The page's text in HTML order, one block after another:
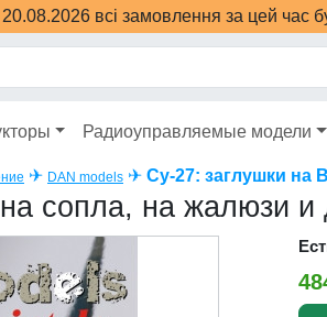
всі замовлення за цей час
Радиоуправляемые модели
✈ DAN models ✈ Су-27: заглушки на
сопла, на жалюзи